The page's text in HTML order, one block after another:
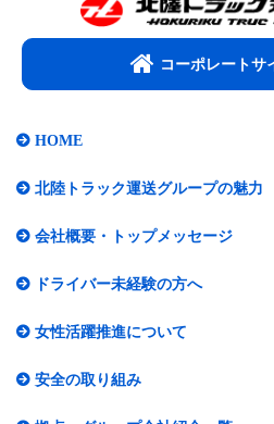
コーポレートサ
HOME
北陸トラック運送グループの魅力
会社概要・トップメッセージ​
ドライバー未経験の方へ
女性活躍推進について​
安全の取り組み